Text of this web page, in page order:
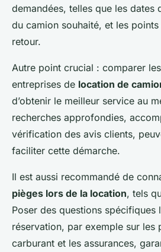
demandées, telles que les dates
du camion souhaité, et les
retour.
Autre point crucial : comparer
entreprises de location de
d’obtenir le meilleur service au
recherches approfondies,
vérification des avis clients,
faciliter cette démarche.
Il est aussi recommandé de
pièges lors de la location, tels
Poser des questions spécifiques
réservation, par exemple sur les
carburant et les assurances,